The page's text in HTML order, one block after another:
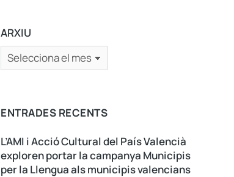
ARXIU
ENTRADES RECENTS
L’AMI i Acció Cultural del País Valencià
exploren portar la campanya Municipis
per la Llengua als municipis valencians